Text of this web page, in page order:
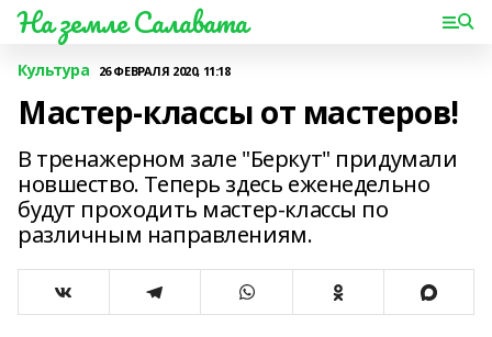
На земле Салавата
Культура 26 ФЕВРАЛЯ 2020, 11:18
Мастер-классы от мастеров!
В тренажерном зале "Беркут" придумали
новшество. Теперь здесь еженедельно
будут проходить мастер-классы по
различным направлениям.